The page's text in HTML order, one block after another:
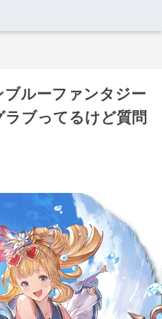
ブルーファンタジー
ブってるけど質問